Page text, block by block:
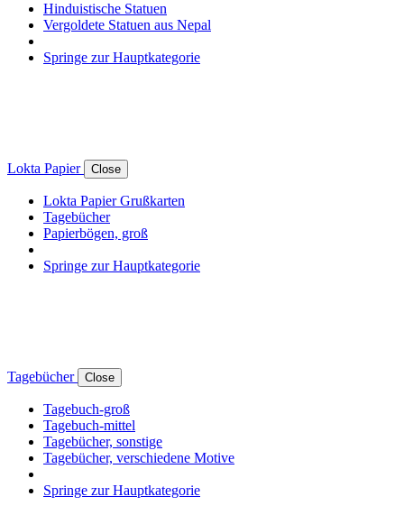
Hinduistische Statuen
Vergoldete Statuen aus Nepal
Springe zur Hauptkategorie
Lokta Papier Close
Lokta Papier Grußkarten
Tagebücher
Papierbögen, groß
Springe zur Hauptkategorie
Tagebücher Close
Tagebuch-groß
Tagebuch-mittel
Tagebücher, sonstige
Tagebücher, verschiedene Motive
Springe zur Hauptkategorie